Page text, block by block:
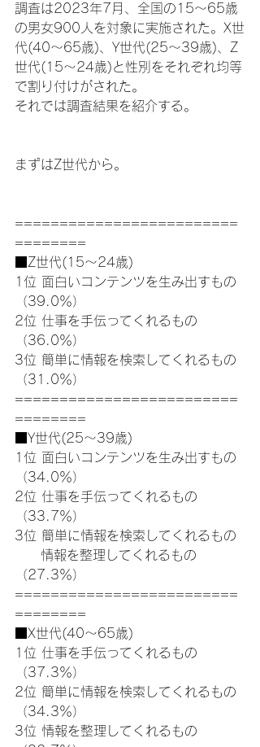
調査は2023年7月、全国の15～65歳
の男女900人を対象に実施された。X世
代(40～65歳)、Y世代(25～39歳)、Z
世代(15～24歳)と性別をそれぞれ均等
で割り付けがされた。
それでは調査結果を紹介する。
まずはZ世代から。
=========================
========
■Z世代(15～24歳)
1位 面白いコンテンツを生み出すもの
（39.0％）
2位 仕事を手伝ってくれるもの
（36.0％）
3位 簡単に情報を検索してくれるもの
（31.0％）
=========================
========
■Y世代(25～39歳)
1位 面白いコンテンツを生み出すもの
（34.0％）
2位 仕事を手伝ってくれるもの
（33.7％）
3位 簡単に情報を検索してくれるもの
情報を整理してくれるもの
（27.3％）
=========================
========
■X世代(40～65歳)
1位 仕事を手伝ってくれるもの
（37.3％）
2位 簡単に情報を検索してくれるもの
（34.3％）
3位 情報を整理してくれるもの